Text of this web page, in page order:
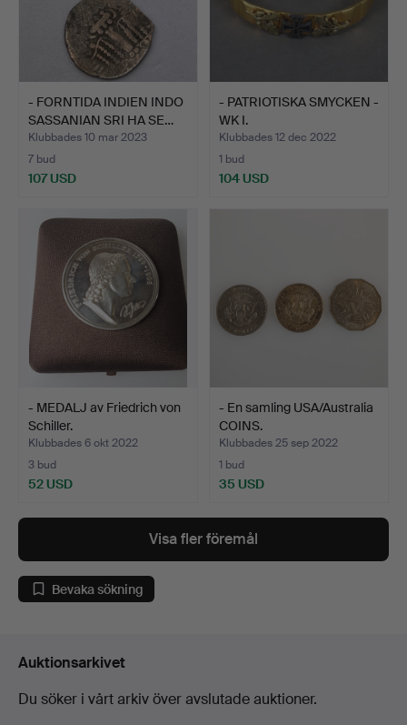
- FORNTIDA INDIEN INDO
SASSANIAN SRI HA SE…
Klubbades 10 mar 2023
7 bud
107 USD
- PATRIOTISKA SMYCKEN -
WK I.
Klubbades 12 dec 2022
1 bud
104 USD
- MEDALJ av Friedrich von
Schiller.
Klubbades 6 okt 2022
3 bud
52 USD
- En samling USA/Australia
COINS.
Klubbades 25 sep 2022
1 bud
35 USD
Visa fler föremål
Bevaka sökning
Auktionsarkivet
Du söker i vårt arkiv över avslutade auktioner.